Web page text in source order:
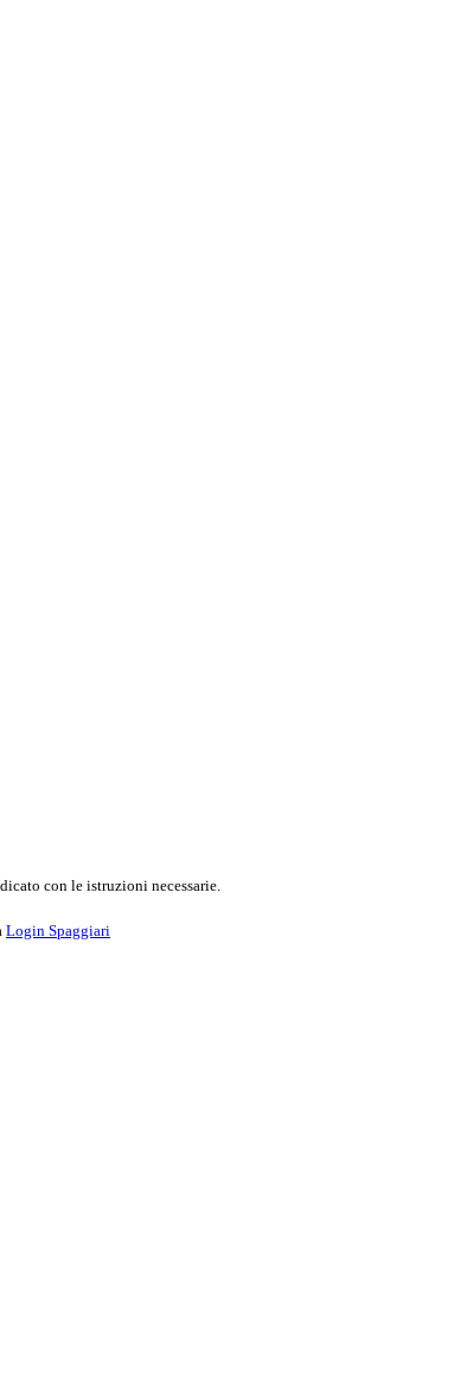
con le istruzioni necessarie.
Login Spaggiari